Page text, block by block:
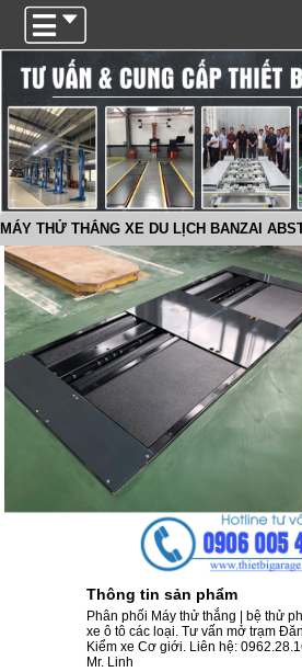
MÁY THỬ THẮNG XE DU LỊCH BANZAI
Thông tin sản phẩm
Phân phối Máy thử thắng | bệ thử
xe ô tô các loại. Tư vấn mở trạm
Kiểm xe Cơ giới. Liên hệ:
Mr. Linh